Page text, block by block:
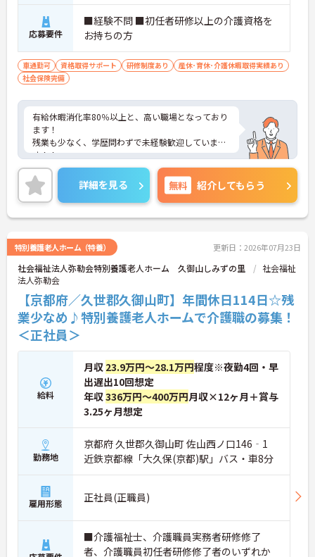
応募要件
■経験不問 ■初任者研修以上の介護資格を
お持ちの方
車通勤可 資格取得サポート 研修制度あり
産休･育休･介護休暇取得実績あり
社会保険完備
有給休暇消化率80％以上と、高い職場となっており
ます！
残業も少なく、学歴問わずで未経験歓迎していま
す！！
またフォローアップ体制も職員それぞれのペースに
合わせた指導計画を作成し実施しており教育教育体
制万全な施設となっております！
ご興味のある方は面接対策や書類添削などさらに詳
細にお伝えしますので、お気軽にご相談ください。
詳細を見る 無料 紹介してもらう
特別養護老人ホーム（特養） 更新日：2026年07月23日
社会福祉法人弥勒会特別養護老人ホーム 久御山しみずの里
社会福祉
法人弥勒会
【京都府／久世郡久御山町】年間休日114日☆残
業少なめ♪特別養護老人ホームで介護職の募集！
＜正社員＞
給料
月収 23.9万円～28.1万円程度※夜勤4回・早
出遅出10回想定
年収336万円～400万円月収×12ヶ月＋賞与
3.25ヶ月想定
勤務地
京都府 久世郡久御山町 佐山西ノ口146‐1
近鉄京都線「大久保(京都)駅」バス・車8分
雇用形態 正社員(正職員)
■介護福祉士、介護職員実務者研修修了
者、介護職員初任者研修修了者のいずれか